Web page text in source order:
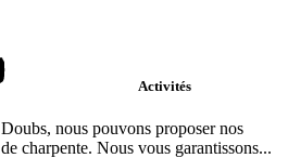
Activités
nous pouvons proposer nos
charpente. Nous vous garantissons...